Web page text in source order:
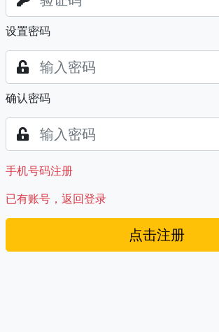
设置密码
确认密码
手机号码注册
已有账号，返回登录
点击注册